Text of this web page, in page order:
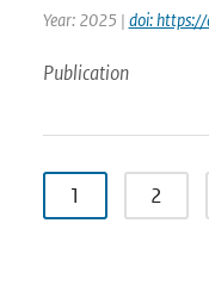
Year: 2025 | doi:
Publication
1 2